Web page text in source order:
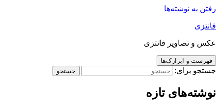
رفتن به نوشته‌ها
فانتزی
عکس و تصاویر فانتزی
فهرست و ابزارک‌ها
جستجو برای:
نوشته‌های تازه